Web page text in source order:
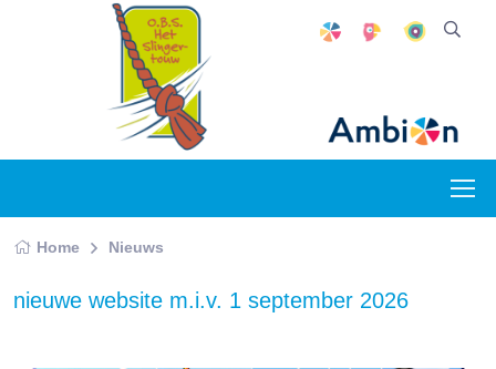
Home Nieuws
nieuwe website m.i.v. 1 september 2026